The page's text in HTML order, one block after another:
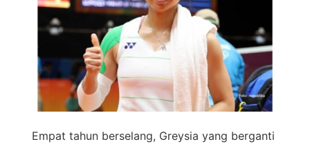
Empat tahun berselang, Greysia yang berganti